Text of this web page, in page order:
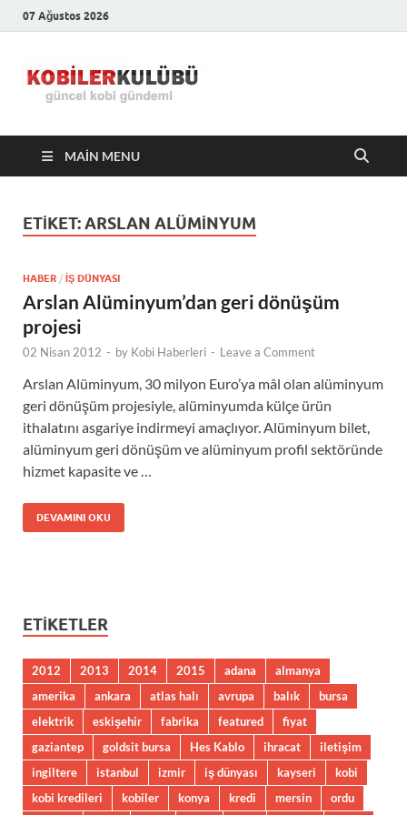
07 Ağustos 2026
Kulübü –
En Güncel
Kobi
MAIN MENU
ETIKET:ARSLAN ALÜMINYUM
HABER / İŞ DÜNYASI
Arslan Alüminyum’dan geri dönüşüm
projesi
02 Nisan 2012 - by Kobi Haberleri - Leave a Comment
Arslan Alüminyum, 30 milyon Euro’ya mâl olan alüminyum
geri dönüşüm projesiyle, alüminyumda külçe ürün
ithalatını asgariye indirmeyi amaçlıyor. Alüminyum bilet,
alüminyum geri dönüşüm ve alüminyum profil sektöründe
hizmet kapasite ve …
DEVAMINI OKU
ETIKETLER
2012 2013 2014 2015 adana
almanya
amerika
ankara atlas halı avrupa balık
bursa
elektrik
eskişehir fabrika featured
fiyat
gaziantep
goldsit bursa Hes Kablo ihracat
iletişim
ingiltere
istanbul izmir iş dünyası kayseri
kobi
kobi kredileri
kobiler konya kredi mersin ordu